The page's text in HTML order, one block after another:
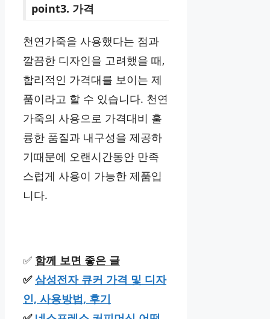
point3. 가격
천연가죽을 사용했다는 점과
깔끔한 디자인을 고려했을 때,
합리적인 가격대를 보이는 제
품이라고 할 수 있습니다. 천연
가죽의 사용으로 가격대비 훌
륭한 품질과 내구성을 제공하
기때문에 오랜시간동안 만족
스럽게 사용이 가능한 제품입
니다.
✅ 함께 보면 좋은 글
✅삼성전자 큐커 가격 및 디자
인, 사용방법, 후기